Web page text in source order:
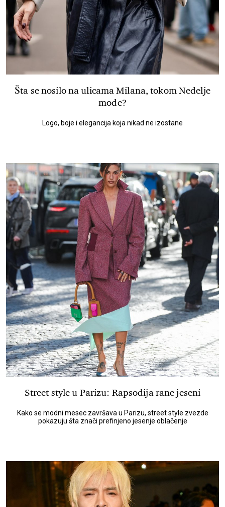
Šta se nosilo na ulicama Milana, tokom Nedelje
mode?
Logo, boje i elegancija koja nikad ne izostane
Street style u Parizu: Rapsodija rane jeseni
Kako se modni mesec završava u Parizu, street style zvezde
pokazuju šta znači prefinjeno jesenje oblačenje